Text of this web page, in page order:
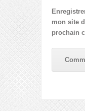
mon site
prochain